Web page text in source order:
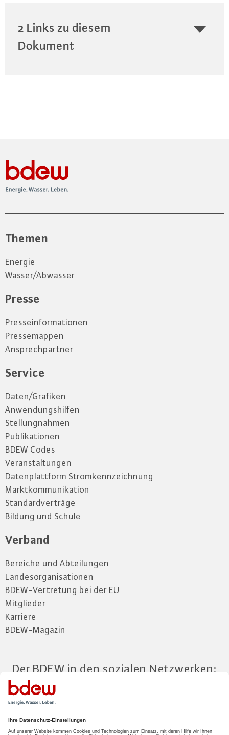
2 Links zu diesem
Dokument
Themen
Energie
Wasser/Abwasser
Presse
Presseinformationen
Pressemappen
Ansprechpartner
Service
Daten/Grafiken
Anwendungshilfen
Stellungnahmen
Publikationen
BDEW Codes
Veranstaltungen
Datenplattform Stromkennzeichnung
Marktkommunikation
Standardverträge
Bildung und Schule
Verband
Bereiche und Abteilungen
Landesorganisationen
BDEW-Vertretung bei der EU
Mitglieder
Karriere
BDEW-Magazin
Der BDEW in den sozialen Netzwerken:
Zum Mitgliederbereich